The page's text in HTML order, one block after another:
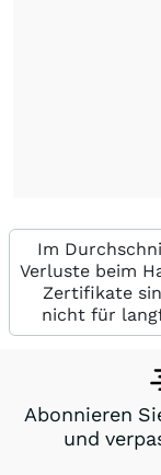
Im
Verluste beim
Zertifikate
nicht für
Abonnieren
und